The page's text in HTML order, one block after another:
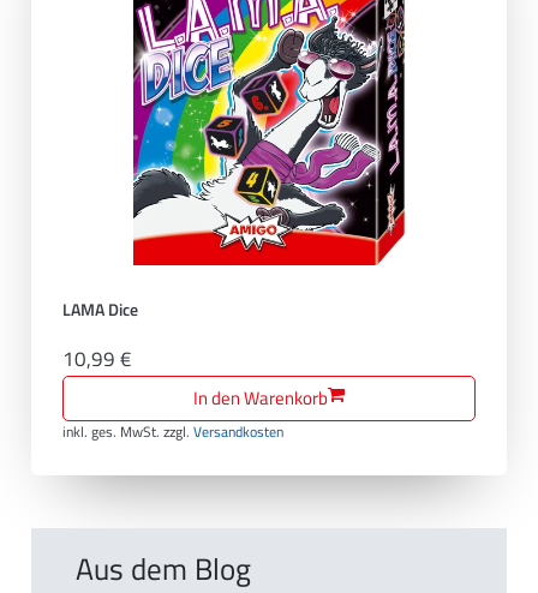
LAMA Dice
10,99 €
In den Warenkorb
inkl. ges. MwSt. zzgl.Versandkosten
Aus dem Blog